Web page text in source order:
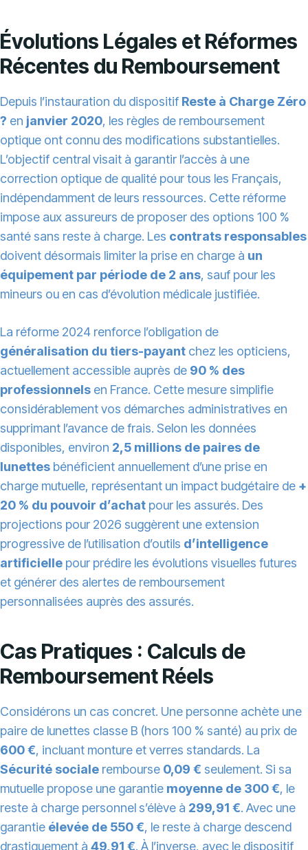
Évolutions Légales et Réformes
Récentes du Remboursement
Depuis l’instauration du dispositif Reste à Charge Zéro
? en janvier 2020, les règles de remboursement
optique ont connu des modifications substantielles.
L’objectif central visait à garantir l’accès à une
correction optique de qualité pour tous les Français,
indépendamment de leurs ressources. Cette réforme
impose aux assureurs de proposer des options 100 %
santé sans reste à charge. Les contrats responsables
doivent désormais limiter la prise en charge à un
équipement par période de 2 ans, sauf pour les
mineurs ou en cas d’évolution médicale justifiée.
La réforme 2024 renforce l’obligation de
généralisation du tiers-payant chez les opticiens,
actuellement accessible auprès de 90 % des
professionnels en France. Cette mesure simplifie
considérablement vos démarches administratives en
supprimant l’avance de frais. Selon les données
disponibles, environ 2,5 millions de paires de
lunettes bénéficient annuellement d’une prise en
charge mutuelle, représentant un impact budgétaire de +
20 % du pouvoir d’achat pour les assurés. Des
projections pour 2026 suggèrent une extension
progressive de l’utilisation d’outils d’intelligence
artificielle pour prédire les évolutions visuelles futures
et générer des alertes de remboursement
personnalisées auprès des assurés.
Cas Pratiques : Calculs de
Remboursement Réels
Considérons un cas concret. Une personne achète une
paire de lunettes classe B (hors 100 % santé) au prix de
600 €, incluant monture et verres standards. La
Sécurité sociale rembourse 0,09 € seulement. Si sa
mutuelle propose une garantie moyenne de 300 €, le
reste à charge personnel s’élève à 299,91 €. Avec une
garantie élevée de 550 €, le reste à charge descend
drastiquement à 49,91 €. À l’inverse, avec le dispositif